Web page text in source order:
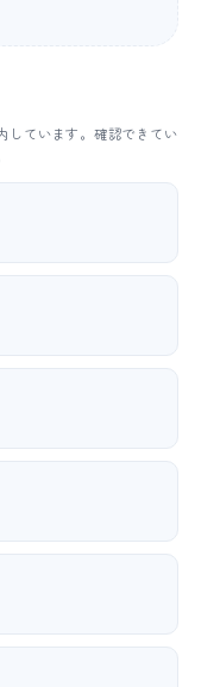
しています。確認できてい